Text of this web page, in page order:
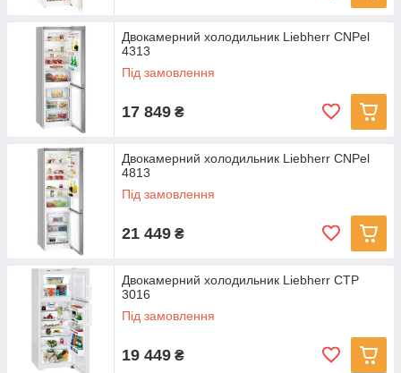
Двокамерний холодильник Liebherr CNPel
4313
Під замовлення
17 849 ₴
Двокамерний холодильник Liebherr CNPel
4813
Під замовлення
21 449 ₴
Двокамерний холодильник Liebherr CTP
3016
Під замовлення
19 449 ₴